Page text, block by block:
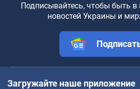
Подписывайтесь, чтобы быть в
новостей Украины и
Загружайте наше приложение